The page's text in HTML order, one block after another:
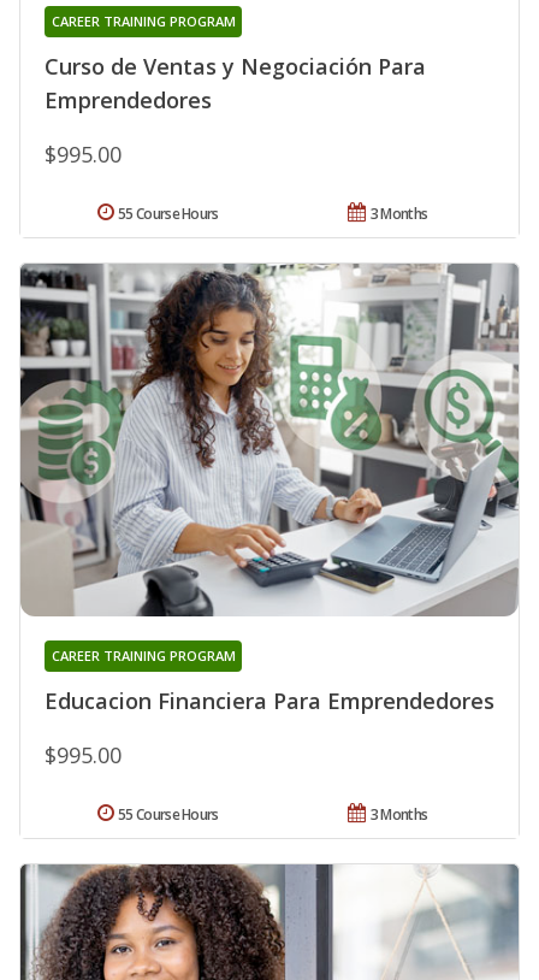
Curso de Ventas y Negociación Para
Emprendedores
CAREER TRAINING PROGRAM
$995.00
3 Months
55 Course Hours
Educacion Financiera Para Emprendedores
CAREER TRAINING PROGRAM
$995.00
3 Months
55 Course Hours